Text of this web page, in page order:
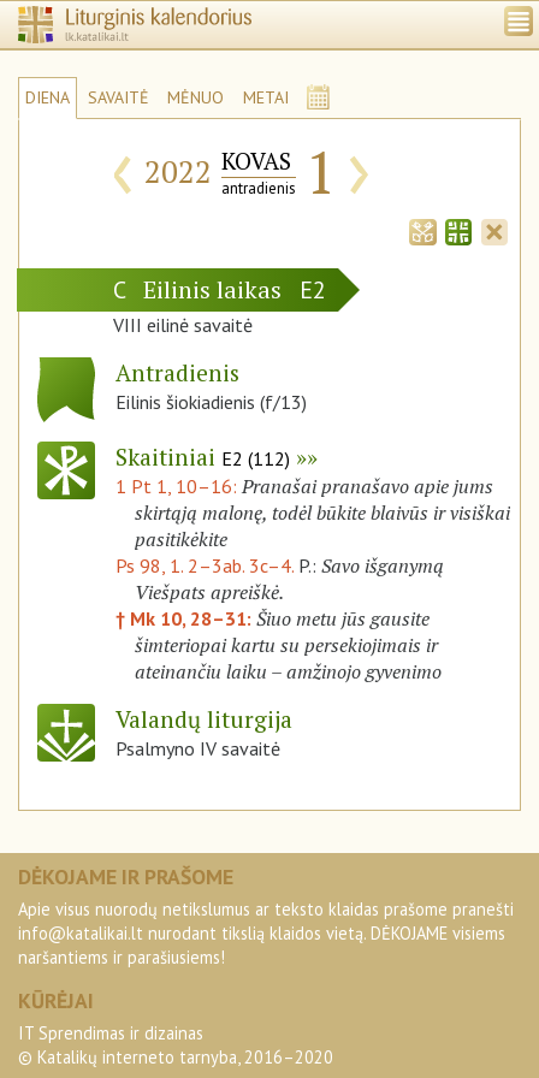
DIENA SAVAITĖ MĖNUO METAI
‹ 2022 KOVAS
antradienis 1 ›
C Eilinis laikas E2
VIII eilinė savaitė
Antradienis
Eilinis šiokiadienis (f/13)
Skaitiniai E2 (112)
1 Pt 1, 10–16:Pranašai pranašavo apie jums
skirtąją malonę, todėl būkite blaivūs ir visiškai
pasitikėkite
Ps 98, 1. 2–3ab. 3c–4. P.: Savo išganymą
Viešpats apreiškė.
† Mk 10, 28–31: Šiuo metu jūs gausite
šimteriopai kartu su persekiojimais ir
ateinančiu laiku – amžinojo gyvenimo
Valandų liturgija
Psalmyno IV savaitė
DĖKOJAME IR PRAŠOME
Apie visus nuorodų netikslumus ar teksto klaidas prašome pranešti
info@katalikai.lt nurodant tikslią klaidos vietą. DĖKOJAME visiems
naršantiems ir parašiusiems!
KŪRĖJAI
IT Sprendimas ir dizainas
© Katalikų interneto tarnyba, 2016–2020